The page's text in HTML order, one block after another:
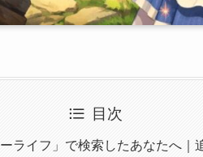
目次
ライフ」で検索したあなたへ